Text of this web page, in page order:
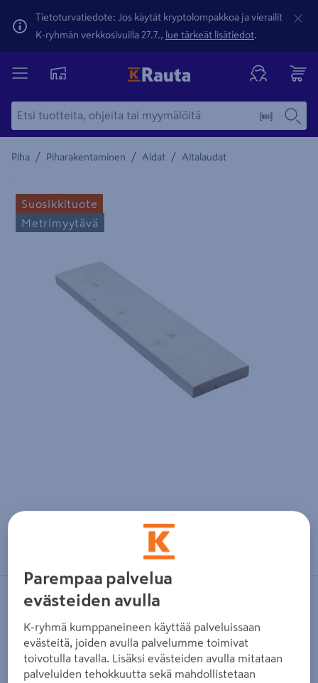
Tietoturvatiedote: Jos käytät kryptolompakkoa ja vierailit
K-ryhmän verkkosivuilla 27.7., lue tärkeät lisätiedot.
Piha / Piharakentaminen / Aidat / Aitalaudat
Yksityiskohtainen kuvaus löytyy Tuotteen kuvaus -
Suosikkituote
Metrimyytävä
Zoomaa kuvaa sormilla kosketusnäytöllä
Aitalauta PROF 20x95 pohjamaalattu
valkoinen 4 sivua
PROF
Tuotenumero:502123440 EAN-koodi:6438313557609
Parempaa palvelua
evästeiden avulla
K-ryhmä kumppaneineen käyttää palveluissaan
evästeitä, joiden avulla palvelumme toimivat
toivotulla tavalla. Lisäksi evästeiden avulla mitataan
palveluiden tehokkuutta sekä mahdollistetaan